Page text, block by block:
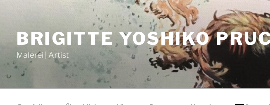
BRIGITTE YOSHIKO
Malerei | Artist